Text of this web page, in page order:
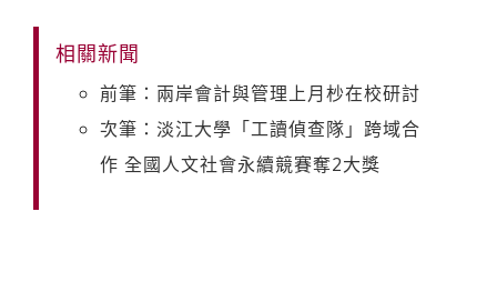
相關新聞
前筆：兩岸會計與管理上月杪在校研討
次筆：淡江大學「工讀偵查隊」跨域合
作 全國人文社會永續競賽奪2大獎